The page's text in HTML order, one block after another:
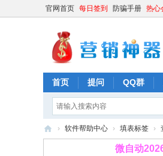
官网首页 每日签到 防骗手册 热心
首页 提问 QQ群
› 软件帮助中心 › 填表标签 ›
微自动